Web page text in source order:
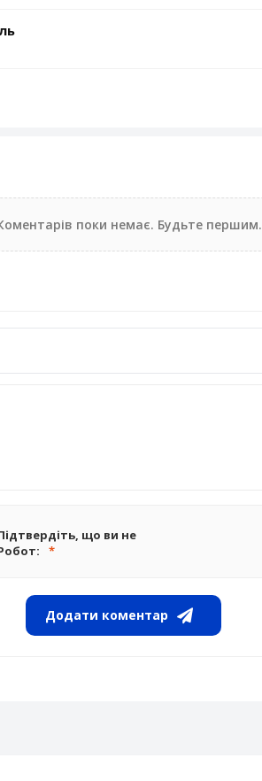
поки немає. Будьте першим.
що ви не
Додати коментар